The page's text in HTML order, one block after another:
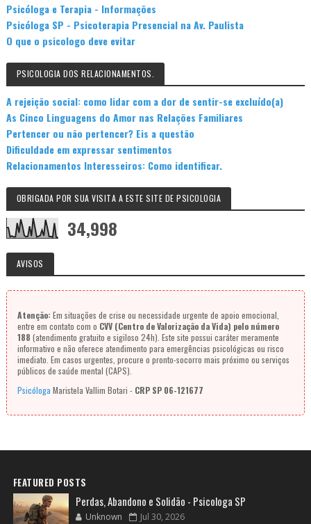
Psicóloga e Terapia - Informações
Psicóloga SP - Psicoterapia Presencial na Av. Paulista
O que o psicologo deve evitar
PSICOLOGIA DOS RELACIONAMENTOS.
A rejeição social: como lidar com a dor de sentir-se excluído(a)
As Cinco Linguagens do Amor nas Relações Familiares
Pertencer ou não pertencer? Eis a questão
Dificuldade em expressar sentimentos
Relacionamentos Interesseiros: Como identificar.
OBRIGADA POR SUA VISITA A ESTE SITE DE PSICOLOGIA
34,998
AVISOS
Atenção: Em situações de crise ou necessidade urgente de apoio emocional,
entre em contato com o CVV (Centro de Valorização da Vida) pelo número
188 (atendimento gratuito e sigiloso 24h). Este site possui caráter meramente
informativo e não oferece atendimento para emergências psicológicas ou risco
imediato. Em casos urgentes, procure o pronto-socorro mais próximo ou serviços
públicos de saúde mental (CAPS).
Psicóloga Maristela Vallim Botari - CRP SP 06-121677
FEATURED POSTS
Perdas, Abandono e Solidão - Psicologa SP
Unknown Jul 30, 2026